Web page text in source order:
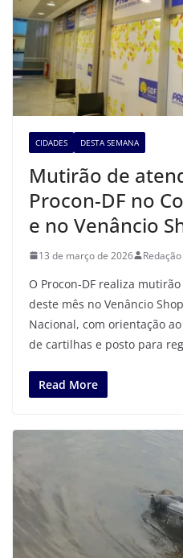
CIDADES DESTA SEMANA
Mutirão de
Procon-DF no
e no Venâncio
13 de março de 2026 Redação
O Procon-DF realiza
deste mês no Venâncio
Nacional, com orientação
de cartilhas e posto para
Read More